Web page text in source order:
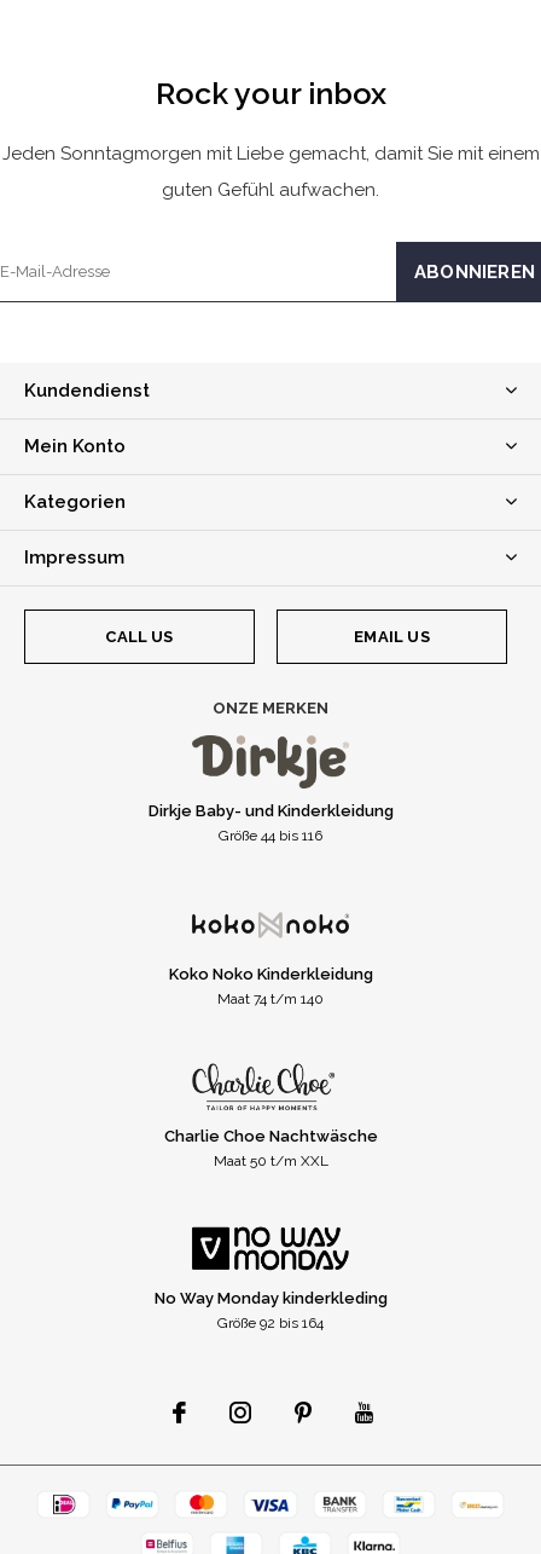
Rock your inbox
Jeden Sonntagmorgen mit Liebe gemacht, damit Sie mit einem
guten Gefühl aufwachen.
Kundendienst
Mein Konto
Kategorien
Impressum
CALL US EMAIL US
ONZE MERKEN
Dirkje Baby- und Kinderkleidung
Größe 44 bis 116
Koko Noko Kinderkleidung
Maat 74 t/m 140
Charlie Choe Nachtwäsche
Maat 50 t/m XXL
No Way Monday kinderkleding
Größe 92 bis 164